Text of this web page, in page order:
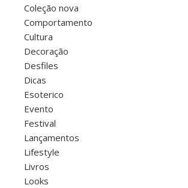
Coleção nova
Comportamento
Cultura
Decoração
Desfiles
Dicas
Esoterico
Evento
Festival
Lançamentos
Lifestyle
Livros
Looks